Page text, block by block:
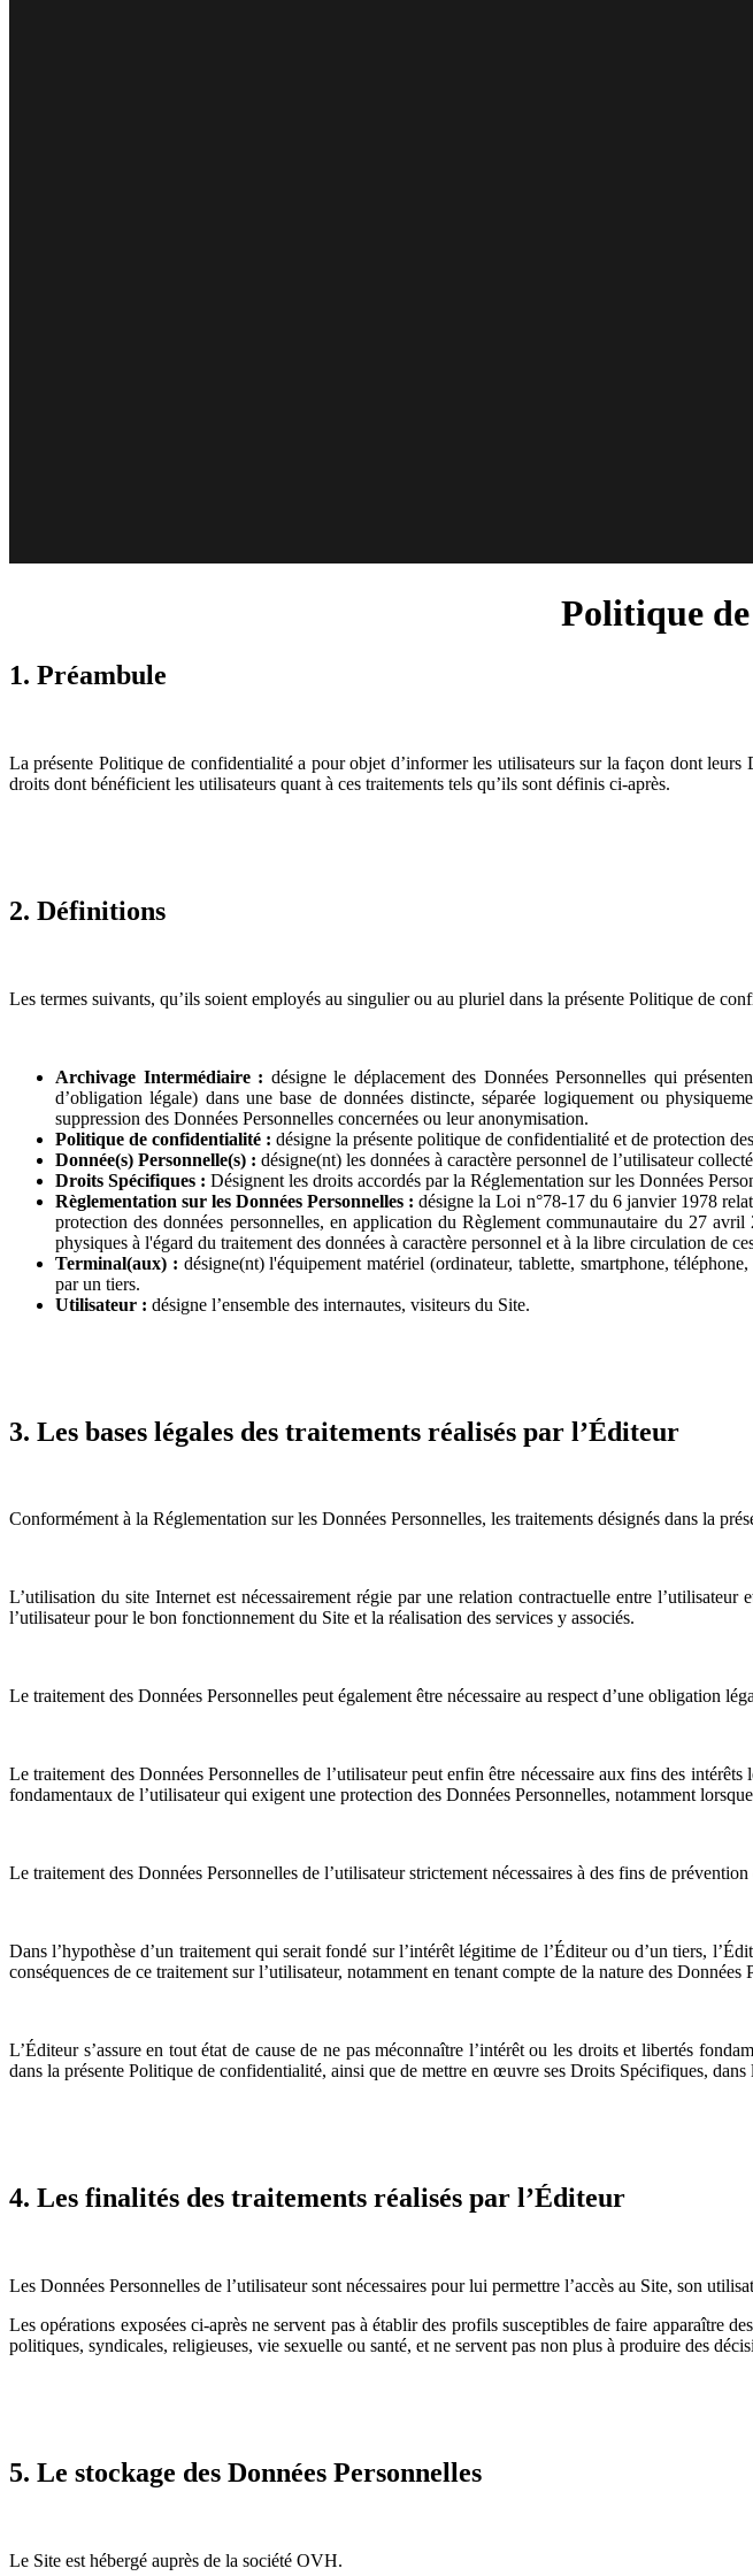
Politique
1. Préambule
La présente Politique de confidentialité a pour objet d’informer les utilisateurs sur la façon dont
droits dont bénéficient les utilisateurs quant à ces traitements tels qu’ils sont définis ci-après.
2. Définitions
Les termes suivants, qu’ils soient employés au singulier ou au pluriel dans la présente Politique de
Archivage Intermédiaire : désigne le déplacement des Données Personnelles qui
d’obligation légale) dans une base de données distincte, séparée logiquement ou
suppression des Données Personnelles concernées ou leur anonymisation.
Politique de confidentialité : désigne la présente politique de confidentialité et de protection
Donnée(s) Personnelle(s) : désigne(nt) les données à caractère personnel de l’utilisateur
Droits Spécifiques : Désignent les droits accordés par la Réglementation sur les Données
Règlementation sur les Données Personnelles : désigne la Loi n°78-17 du 6 janvier 1978
protection des données personnelles, en application du Règlement communautaire du 27
physiques à l'égard du traitement des données à caractère personnel et à la libre circulation de
Terminal(aux) : désigne(nt) l'équipement matériel (ordinateur, tablette, smartphone,
par un tiers.
Utilisateur : désigne l’ensemble des internautes, visiteurs du Site.
3. Les bases légales des traitements réalisés par l’Éditeur
Conformément à la Réglementation sur les Données Personnelles, les traitements désignés dans la
L’utilisation du site Internet est nécessairement régie par une relation contractuelle entre
l’utilisateur pour le bon fonctionnement du Site et la réalisation des services y associés.
Le traitement des Données Personnelles peut également être nécessaire au respect d’une obligation
Le traitement des Données Personnelles de l’utilisateur peut enfin être nécessaire aux fins des
fondamentaux de l’utilisateur qui exigent une protection des Données Personnelles, notamment
Le traitement des Données Personnelles de l’utilisateur strictement nécessaires à des fins de
Dans l’hypothèse d’un traitement qui serait fondé sur l’intérêt légitime de l’Éditeur ou d’un tiers,
conséquences de ce traitement sur l’utilisateur, notamment en tenant compte de la nature des
L’Éditeur s’assure en tout état de cause de ne pas méconnaître l’intérêt ou les droits et libertés
dans la présente Politique de confidentialité, ainsi que de mettre en œuvre ses Droits Spécifiques, dans
4. Les finalités des traitements réalisés par l’Éditeur
Les Données Personnelles de l’utilisateur sont nécessaires pour lui permettre l’accès au Site, son
Les opérations exposées ci-après ne servent pas à établir des profils susceptibles de faire apparaître
politiques, syndicales, religieuses, vie sexuelle ou santé, et ne servent pas non plus à produire des
5. Le stockage des Données Personnelles
Le Site est hébergé auprès de la société OVH.